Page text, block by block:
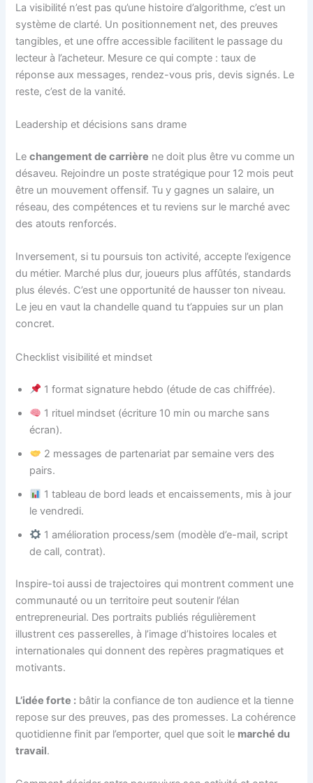
La visibilité n’est pas qu’une histoire d’algorithme, c’est un
système de clarté. Un positionnement net, des preuves
tangibles, et une offre accessible facilitent le passage du
lecteur à l’acheteur. Mesure ce qui compte : taux de
réponse aux messages, rendez-vous pris, devis signés. Le
reste, c’est de la vanité.
Leadership et décisions sans drame
Lechangement de carrière ne doit plus être vu comme un
désaveu. Rejoindre un poste stratégique pour 12 mois peut
être un mouvement offensif. Tu y gagnes un salaire, un
réseau, des compétences et tu reviens sur le marché avec
des atouts renforcés.
Inversement, si tu poursuis ton activité, accepte l’exigence
du métier. Marché plus dur, joueurs plus affûtés, standards
plus élevés. C’est une opportunité de hausser ton niveau.
Le jeu en vaut la chandelle quand tu t’appuies sur un plan
concret.
Checklist visibilité et mindset
1 format signature hebdo (étude de cas chiffrée).
1 rituel mindset (écriture 10 min ou marche sans
écran).
2 messages de partenariat par semaine vers des
pairs.
1 tableau de bord leads et encaissements, mis à jour
le vendredi.
1 amélioration process/sem (modèle d’e-mail, script
de call, contrat).
Inspire-toi aussi de trajectoires qui montrent comment une
communauté ou un territoire peut soutenir l’élan
entrepreneurial. Des portraits publiés régulièrement
illustrent ces passerelles, à l’image d’histoires locales et
internationales qui donnent des repères pragmatiques et
motivants.
L’idée forte : bâtir la confiance de ton audience et la tienne
repose sur des preuves, pas des promesses. La cohérence
quotidienne finit par l’emporter, quel que soit le marché du
travail.